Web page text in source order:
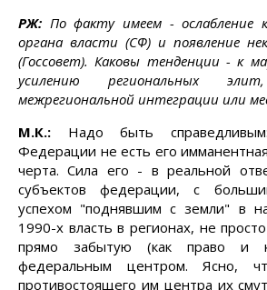
РЖ: По факту имеем - ослабление
органа власти (СФ) и появление
(Госсовет). Каковы тенденции - к
усилению региональных
межрегиональной интеграции или
М.К.: Надо быть
Федерации не есть его
черта. Сила его - в реальной
субъектов федерации, с
успехом "поднявшим с земли" в
1990-х власть в регионах, не
прямо забытую (как право и
федеральным центром. Ясно,
противостоящего им центра их